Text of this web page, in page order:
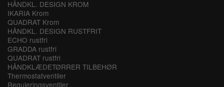
HÅNDKL. DESIGN KROM
IKARIA Krom
QUADRAT Krom
HÅNDKL. DESIGN RUSTFRIT
ECHO rustfri
GRADDA rustfri
QUADRAT rustfri
HÅNDKLÆDETØRRER TILBEHØR
Thermostatventiler
Reguleringsventiler